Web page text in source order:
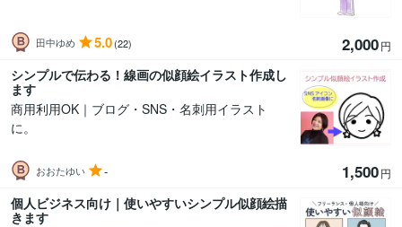
田中ゆめ 5.0(22) 2,000円
シンプルで伝わる！線画の似顔絵イラスト作成し
ます
商用利用OK｜ブログ・SNS・名刺用イラスト
に。
おおたゆい - 1,500円
個人ビジネス向け｜使いやすいシンプル似顔絵描
きます